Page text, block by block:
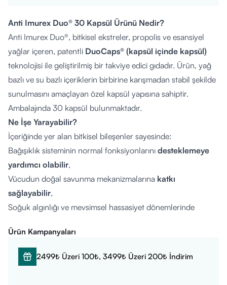
Anti Imurex Duo® 30 Kapsül Ürünü Nedir?
Anti Imurex Duo®, bitkisel ekstreler, propolis ve esansiyel
yağlar içeren, patentli DuoCaps® (kapsül içinde kapsül)
teknolojisi ile geliştirilmiş bir takviye edici gıdadır. Ürün, yağ
bazlı ve su bazlı içeriklerin birbirine karışmadan stabil şekilde
sunulmasını amaçlayan özel kapsül yapısına sahiptir.
Ambalajında 30 kapsül bulunmaktadır.
Ne İşe Yarayabilir?
İçeriğinde yer alan bitkisel bileşenler sayesinde:
Bağışıklık sisteminin normal fonksiyonlarını desteklemeye
yardımcı olabilir,
Vücudun doğal savunma mekanizmalarına katkı
sağlayabilir,
Soğuk algınlığı ve mevsimsel hassasiyet dönemlerinde
Solunum yollarına yönelik konforun korunmasına
olabilir.
Nasıl Kullanılır?
Ürün Kampanyaları
2499₺ Üzeri 100₺, 3499₺ Üzeri 200₺ İndirim